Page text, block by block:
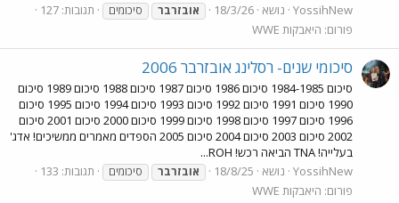
YossihNew נושא 18/3/26 אובזרבר סיכומים
תגובות: 127
פורום: היאבקות WWE
סיכומי שנים- רסלינג אובזרבר 2006
סיכום 1984-1985 סיכום 1986 סיכום 1987 סיכום 1988 סיכום 1989 סיכום
1990 סיכום 1991 סיכום 1992 סיכום 1993 סיכום 1994 סיכום 1995 סיכום
1996 סיכום 1997 סיכום 1998 סיכום 1999 סיכום 2000 סיכום 2001 סיכום
2002 סיכום 2003 סיכום 2004 סיכום 2005 הספדים מאמרים ממשיכים! אדג'
בעלייה! TNA הביאה רכש! ROH...
YossihNew נושא 18/8/25 אובזרבר סיכומים
תגובות: 133
פורום: היאבקות WWE